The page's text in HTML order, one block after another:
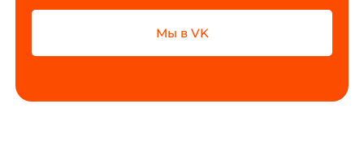
Мы в VK